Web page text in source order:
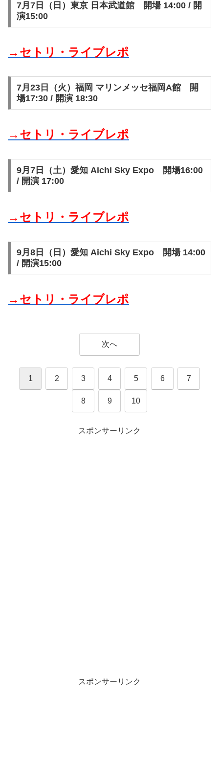
7月7日（日）東京 日本武道館 開場 14:00 / 開
演15:00
→セトリ・ライブレポ
7月23日（火）福岡 マリンメッセ福岡A館 開
場17:30 / 開演 18:30
→セトリ・ライブレポ
9月7日（土）愛知 Aichi Sky Expo 開場16:00
/ 開演 17:00
→セトリ・ライブレポ
9月8日（日）愛知 Aichi Sky Expo 開場 14:00
/ 開演15:00
→セトリ・ライブレポ
次へ
1 2 3 4 5 6 7
8 9 10
スポンサーリンク
スポンサーリンク